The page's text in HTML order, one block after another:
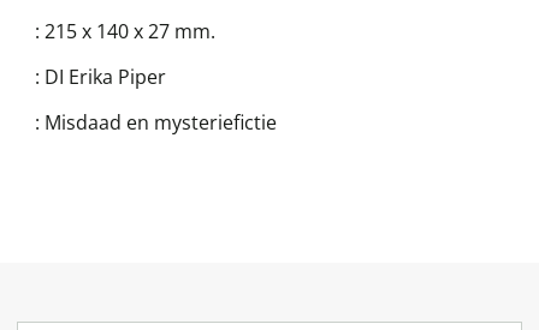
: 215 x 140 x 27 mm.
: DI Erika Piper
: Misdaad en mysteriefictie